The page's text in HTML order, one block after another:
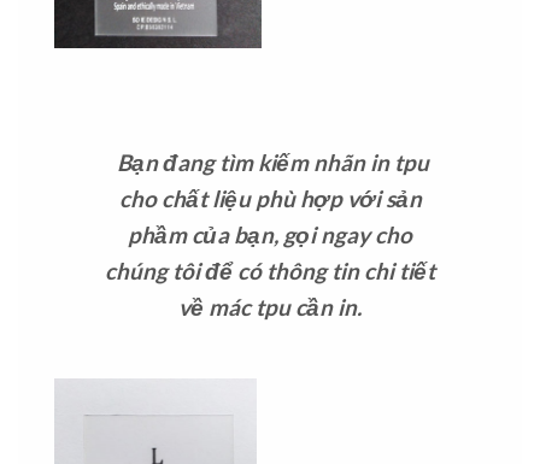
Bạn đang tìm kiếm nhãn in tpu
cho chất liệu phù hợp với sản
phầm của bạn, gọi ngay cho
chúng tôi để có thông tin chi tiết
về mác tpu cần in.